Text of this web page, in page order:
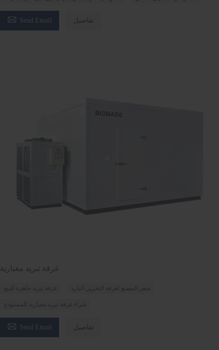
 Send Email تفاصيل
غرفة تبريد معيارية
غرفة تبريد جاهزة للبيع سعر المصنع لغرفة التخزين البارد
شراء غرفة تبريد معيارية للمستودع
 Send Email تفاصيل